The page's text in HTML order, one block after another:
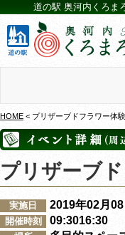
道の駅 奥河内くろま
HOME < プリザーブドフラワー体
プリザーブ
実施日 2019年02月08
開催時刻 09:3016:30